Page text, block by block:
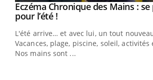
Youtube
Eczéma Chronique des Mains :
pour l’été !Youtube
L'été arrive… et avec lui, un tout
Vacances, plage, piscine, soleil,
Nos mains sont ...